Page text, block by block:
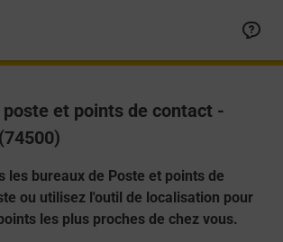
poste et points de contact -
les bureaux de Poste et points de
ou utilisez l'outil de localisation pour
les plus proches de chez vous.